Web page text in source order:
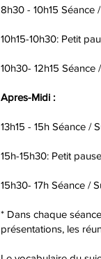
8h30 - 10h15 Séance /
10h15-10h30: Petit
10h30- 12h15 Séance
Apres-Midi :
13h15 - 15h Séance /
15h-15h30: Petit
15h30- 17h Séance /
* Dans chaque
présentations, les